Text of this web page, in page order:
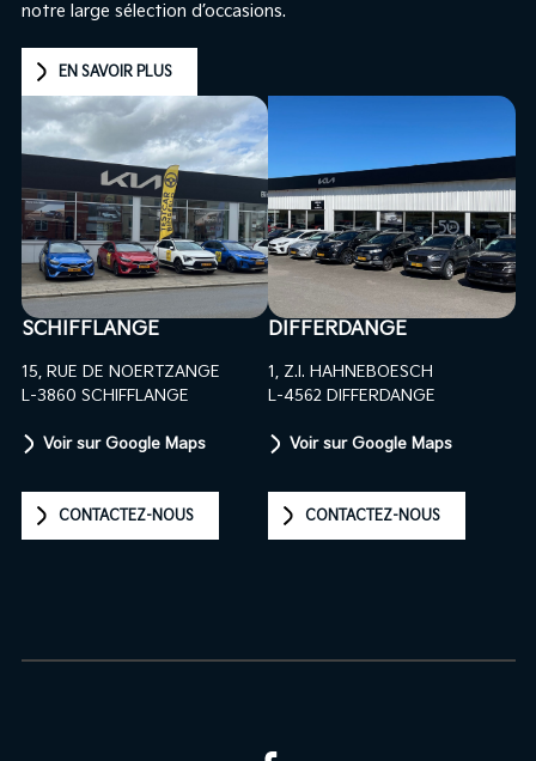
SCHIFFLANGE
15, RUE DE NOERTZANGE
L-3860 SCHIFFLANGE
Voir sur Google Maps
CONTACTEZ-NOUS
DIFFERDANGE
1, Z.I. HAHNEBOESCH
L-4562 DIFFERDANGE
Voir sur Google Maps
CONTACTEZ-NOUS
notre large sélection d’occasions.
EN SAVOIR PLUS